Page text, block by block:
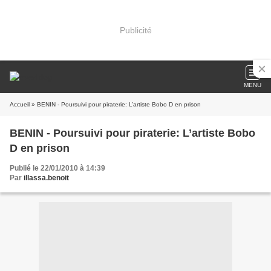
Publicité
MENU
Accueil » BENIN - Poursuivi pour piraterie: L’artiste Bobo D en prison
BENIN - Poursuivi pour piraterie: L’artiste Bobo
D en prison
Publié le 22/01/2010 à 14:39
Par illassa.benoit